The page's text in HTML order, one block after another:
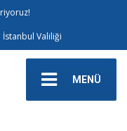
İstanbul Valiliği
MENÜ